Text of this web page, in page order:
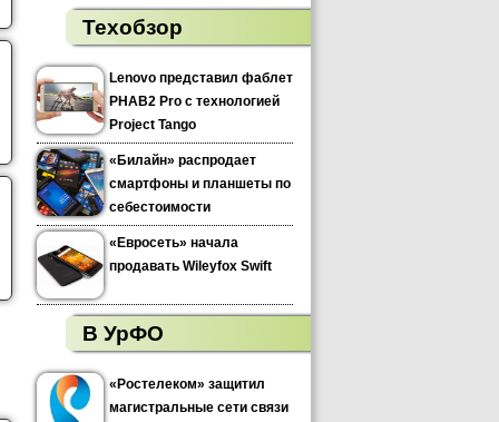
Техобзор
Lenovo представил фаблет
PHAB2 Pro с технологией
Project Tango
«Билайн» распродает
смартфоны и планшеты по
себестоимости
«Евросеть» начала
продавать Wileyfox Swift
В УрФО
«Ростелеком» защитил
магистральные сети связи